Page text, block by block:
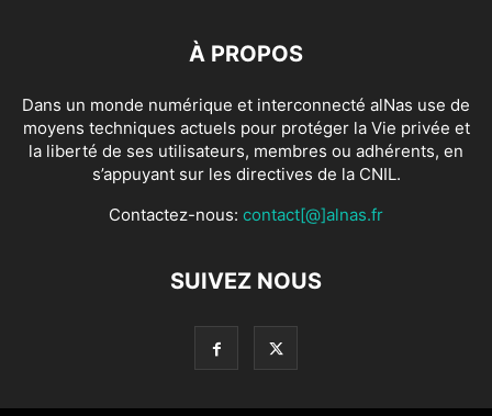
À PROPOS
Dans un monde numérique et interconnecté alNas use de
moyens techniques actuels pour protéger la Vie privée et
la liberté de ses utilisateurs, membres ou adhérents, en
s’appuyant sur les directives de la CNIL.
Contactez-nous: contact[@]alnas.fr
SUIVEZ NOUS